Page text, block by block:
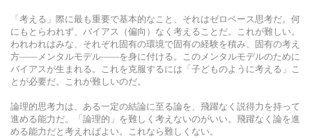
「考える」際に最も重要で基本的なこと、それはゼロベース思考だ。何
にもとらわれず、バイアス（偏向）なく考えることだ。これが難しい。
われわれはみな、それぞれ固有の環境で固有の経験を積み、固有の考え
方――メンタルモデル――を身に付ける。このメンタルモデルのために
バイアスが生まれる。これを克服するには「子どものように考える」こ
とが必要だ。これが難しいのだ。
論理的思考力は、ある一定の結論に至る論を、飛躍なく説得力を持って
進める能力だ。「論理的」を難しく考えないのがいい。飛躍なく論を進
める能力だと考えればよい。これなら難しくない。